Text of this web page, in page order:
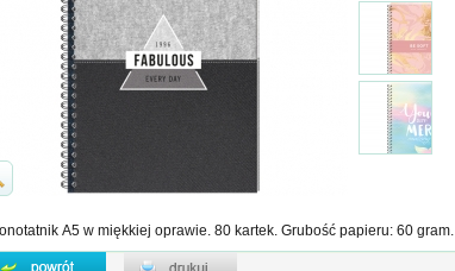
A5 w miękkiej oprawie. 80 kartek. Grubość papieru: 60 gram.